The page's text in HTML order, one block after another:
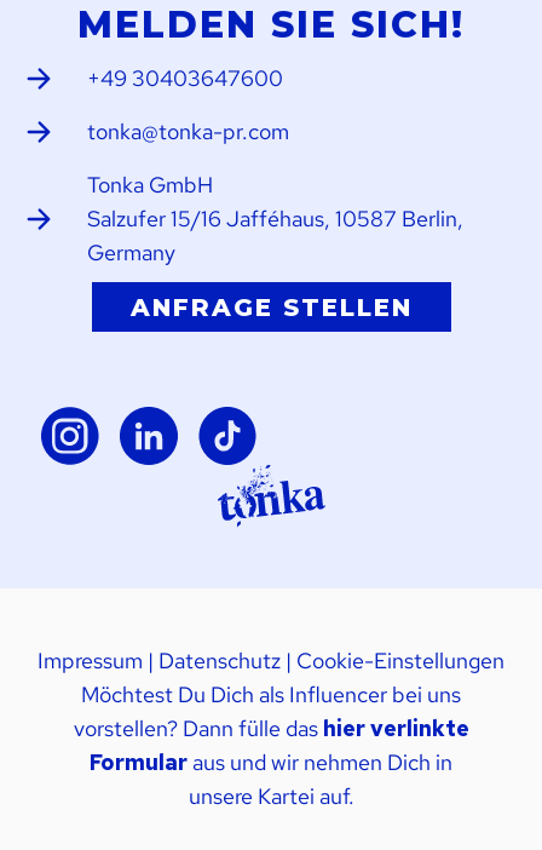
MELDEN SIE SICH!
+49 30403647600
tonka@tonka-pr.com
Tonka GmbH
Salzufer 15/16 Jafféhaus, 10587 Berlin,
Germany
ANFRAGE STELLEN
Impressum | Datenschutz | Cookie-Einstellungen
Möchtest Du Dich als Influencer bei uns
vorstellen? Dann fülle das hier verlinkte
Formular aus und wir nehmen Dich in
unsere Kartei auf.